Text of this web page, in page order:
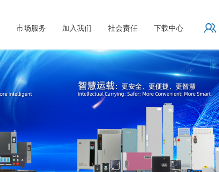
市场服务 加入我们 社会责任 下载中心